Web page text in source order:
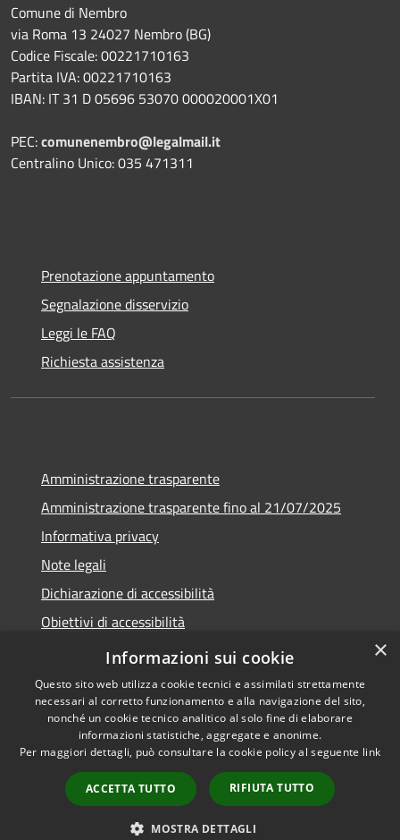
Comune di Nembro
via Roma 13 24027 Nembro (BG)
Codice Fiscale: 00221710163
Partita IVA: 00221710163
IBAN: IT 31 D 05696 53070 000020001X01
PEC:comunenembro@legalmail.it
Centralino Unico: 035 471311
Prenotazione appuntamento
Segnalazione disservizio
Leggi le FAQ
Richiesta assistenza
Amministrazione trasparente
Amministrazione trasparente fino al 21/07/2025
Informativa privacy
Note legali
Dichiarazione di accessibilità
Obiettivi di accessibilità
Piano di miglioramento
Accessibilità
Copyright © 2026 • Comune di
Nembro • Powered by
Municipium•
Accesso
redazione
×
Informazioni sui cookie
Questo sito web utilizza cookie tecnici e assimilati strettamente
necessari al corretto funzionamento e alla navigazione del sito,
nonché un cookie tecnico analitico al solo fine di elaborare
informazioni statistiche, aggregate e anonime.
Per maggiori dettagli, può consultare la cookie policy al seguente link
ACCETTA TUTTO RIFIUTA TUTTO
MOSTRA DETTAGLI